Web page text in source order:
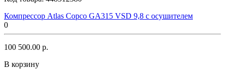
Компрессор Atlas Copco GA315 VSD 9,8 с осушителем
0
100 500.00 р.
В корзину